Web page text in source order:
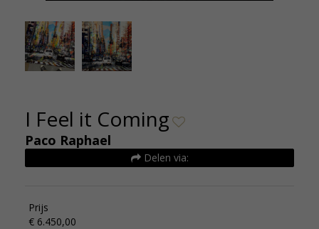
I Feel it Coming
Paco Raphael
Delen via:
Prijs
€ 6.450,00